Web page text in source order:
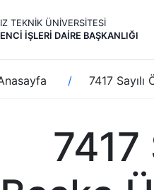
TEKNİK ÜNİVERSİTESİ
İŞLERI DAIRE BAŞKANLIĞI
Sayfa
yolu
7417
7417